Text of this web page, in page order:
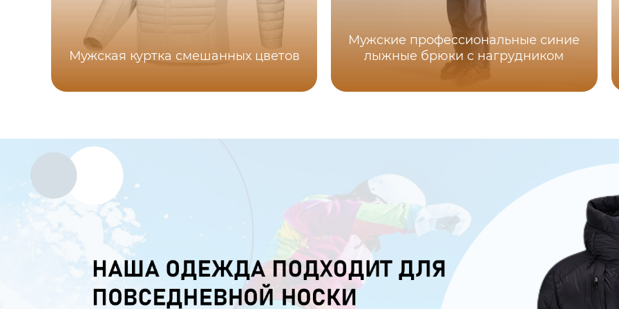
Мужская куртка смешанных цветов
Мужские профессиональные синие
лыжные брюки с нагрудником